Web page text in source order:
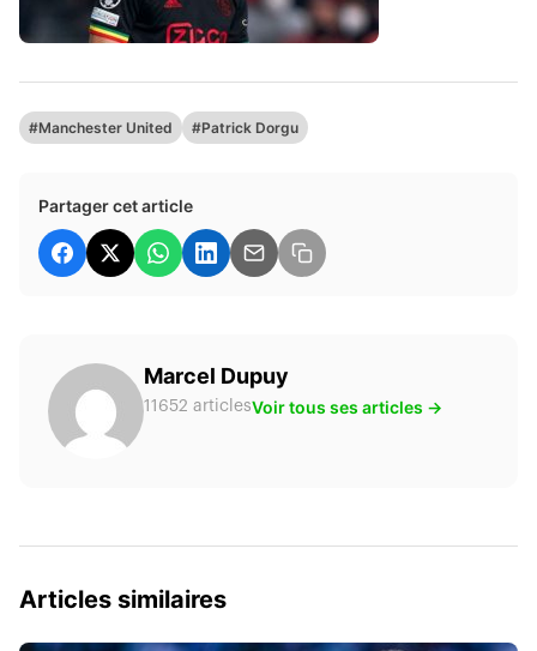
#Manchester United #Patrick Dorgu
Partager cet article
Marcel Dupuy
11652 articlesVoir tous ses articles →
Articles similaires